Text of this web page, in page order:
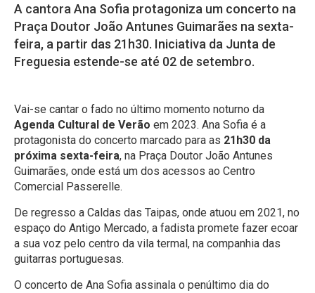
A cantora Ana Sofia protagoniza um concerto na
Praça Doutor João Antunes Guimarães na sexta-
feira, a partir das 21h30. Iniciativa da Junta de
Freguesia estende-se até 02 de setembro.
Vai-se cantar o fado no último momento noturno da
Agenda Cultural de Verão em 2023. Ana Sofia é a
protagonista do concerto marcado para as 21h30 da
próxima sexta-feira, na Praça Doutor João Antunes
Guimarães, onde está um dos acessos ao Centro
Comercial Passerelle.
De regresso a Caldas das Taipas, onde atuou em 2021, no
espaço do Antigo Mercado, a fadista promete fazer ecoar
a sua voz pelo centro da vila termal, na companhia das
guitarras portuguesas.
O concerto de Ana Sofia assinala o penúltimo dia do